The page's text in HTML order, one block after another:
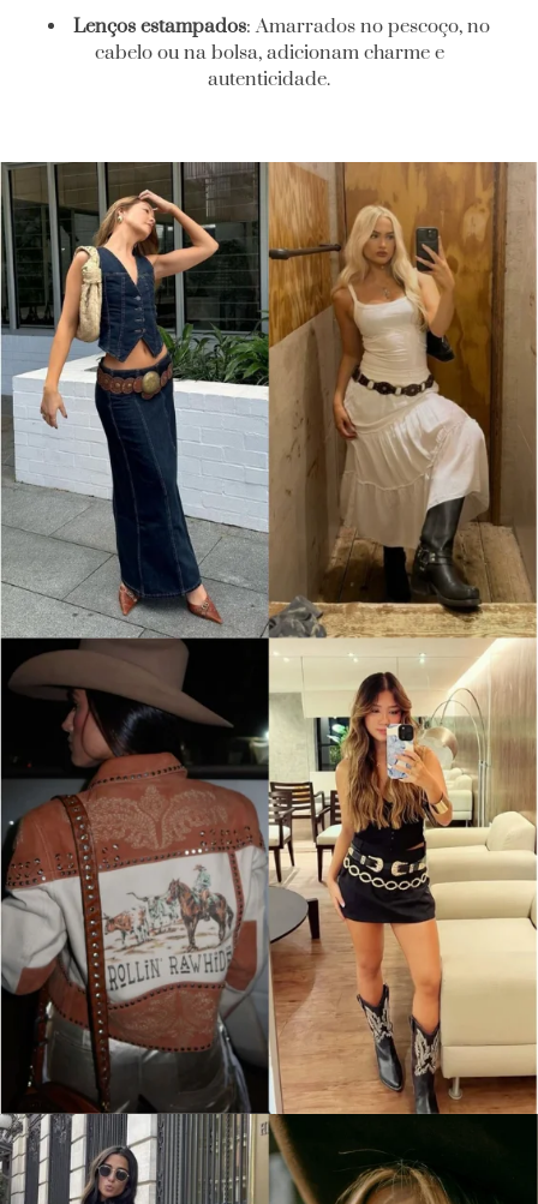
Lenços estampados: Amarrados no pescoço, no
cabelo ou na bolsa, adicionam charme e
autenticidade.